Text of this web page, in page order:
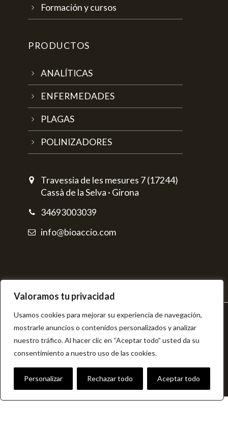
Valoramos tu privacidad
Usamos cookies para mejorar su experiencia de navegación,
mostrarle anuncios o contenidos personalizados y analizar
nuestro tráfico. Al hacer clic en “Aceptar todo” usted da su
consentimiento a nuestro uso de las cookies.
Personalizar Rechazar todo Aceptar todo
Formación y cursos
PRODUCTOS
ANALÍTICAS
ENFERMEDADES
PLAGAS
POLINIZADORES
Travessia de les mesures 7 (17244)
Cassà de la Selva · Girona
34693003039
info@bioaccio.com
© BIOAcció
Aviso legal
Política de privacidad
Política de cookies
Términos y condiciones
Kit Digital